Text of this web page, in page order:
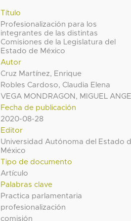
Título
Profesionalización para los
integrantes de las distintas
Comisiones de la Legislatura del
Estado de México
Autor
Cruz Martínez, Enrique
Robles Cardoso, Claudia Elena
VEGA MONDRAGON, MIGUEL
Fecha de publicación
2020-08-28
Editor
Universidad Autónoma del Estado
México
Tipo de documento
Artículo
Palabras clave
Practica parlamentaria
profesionalización
comisión